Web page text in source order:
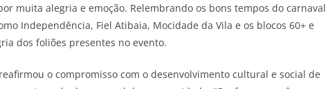
muita alegria e emoção. Relembrando os bons tempos do carnaval
Independência, Fiel Atibaia, Mocidade da Vila e os blocos 60+ e
dos foliões presentes no evento.
o compromisso com o desenvolvimento cultural e social de